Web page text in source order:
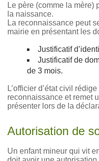
Le père (comme la mère)
la naissance.
La reconnaissance peut
mairie en présentant les
Justificatif
Justificatif de
de 3 mois.
L’officier d’état civil
reconnaissance et remet
présenter lors de la
Autorisation de
Un enfant mineur qui vit